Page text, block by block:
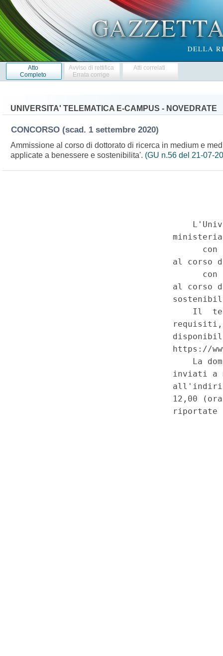
Atto
Completo
Avviso di rettifica
Errata corrige
Atti correlati
UNIVERSITA' TELEMATICA E-CAMPUS - NOVEDRATE
CONCORSO (scad. 1 settembre 2020)
Ammissione al corso di dottorato di ricerca in medium e
applicate a benessere e sostenibilita'. (GU n.56 del 21-07-